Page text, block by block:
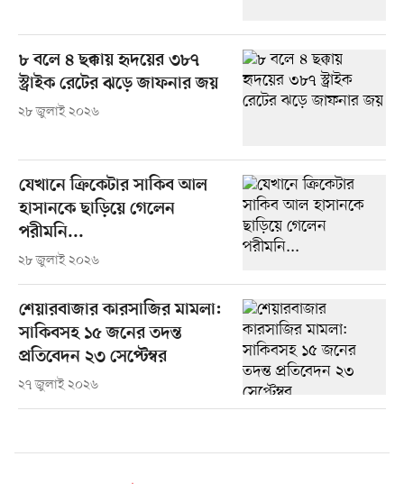
৮ বলে ৪ ছক্কায় হৃদয়ের ৩৮৭
স্ট্রাইক রেটের ঝড়ে জাফনার জয়
২৮ জুলাই ২০২৬
যেখানে ক্রিকেটার সাকিব আল
হাসানকে ছাড়িয়ে গেলেন
পরীমনি...
২৮ জুলাই ২০২৬
শেয়ারবাজার কারসাজির মামলা:
সাকিবসহ ১৫ জনের তদন্ত
প্রতিবেদন ২৩ সেপ্টেম্বর
২৭ জুলাই ২০২৬